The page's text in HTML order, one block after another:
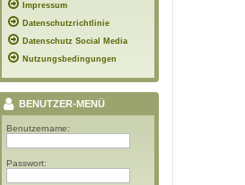
Impressum
Datenschutzrichtlinie
Datenschutz Social Media
Nutzungsbedingungen
BENUTZER-MENÜ
Benutzername:
Passwort: